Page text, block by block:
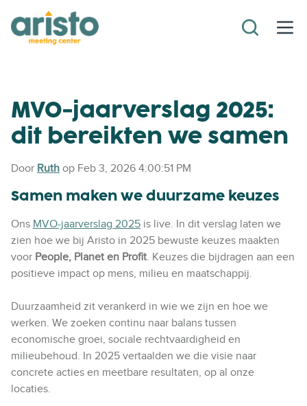
MVO-jaarverslag 2025:
dit bereikten we samen
Door Ruth op Feb 3, 2026 4:00:51 PM
Samen maken we duurzame keuzes
Ons MVO-jaarverslag 2025 is live. In dit verslag laten we
zien hoe we bij Aristo in 2025 bewuste keuzes maakten
voor People, Planet en Profit. Keuzes die bijdragen aan een
positieve impact op mens, milieu en maatschappij.
Duurzaamheid zit verankerd in wie we zijn en hoe we
werken. We zoeken continu naar balans tussen
economische groei, sociale rechtvaardigheid en
milieubehoud. In 2025 vertaalden we die visie naar
concrete acties en meetbare resultaten, op al onze
locaties.